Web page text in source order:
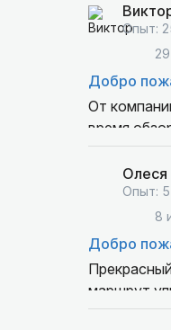
Опыт:
Добро
От
время
гид!
Несмотря
сама
Гида
Олеся
Опыт: 5
8
Добро
маршрут